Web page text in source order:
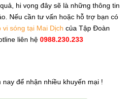
hi vọng đây sẽ là những thông tin
Nếu cần tư vấn hoặc hỗ trợ bạn có
vi sóng tại Mai Dịch của Tập Đoàn
liên hệ0988.230.233
để nhận nhiều khuyến mại !